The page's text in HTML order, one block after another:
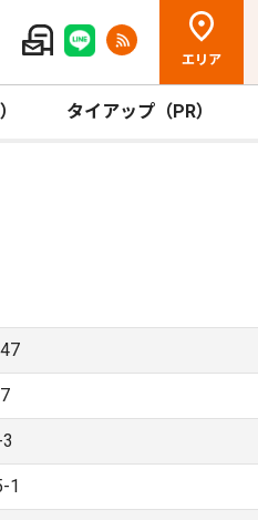
エリア
タイアップ（PR）
1